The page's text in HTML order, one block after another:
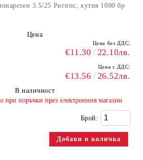
3.5/25 Ригипс, кутия 1000 бр
Цена
Цена без ДДС:
€11.30 22.10лв.
Цена с ДДС:
€13.56 26.52лв.
В наличност
при поръчки през електронния магазин
Брой: